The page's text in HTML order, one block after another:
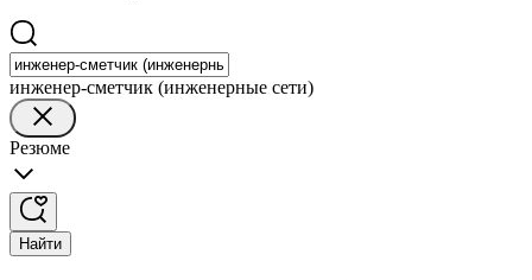
инженер-сметчик (инженерные сети)
Резюме
Найти